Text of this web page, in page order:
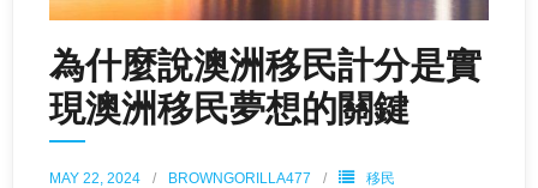
為什麼說澳洲移民計分是實
現澳洲移民夢想的關鍵
MAY 22, 2024 BROWNGORILLA477 移民